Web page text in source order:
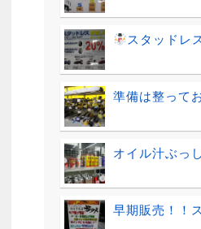
スタッドレ
準備は整って
オイル汁ぶっ
早期販売！！